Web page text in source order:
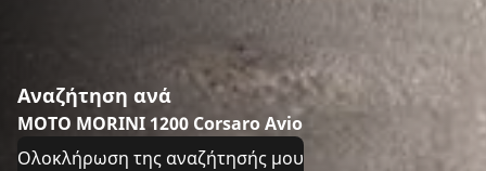
Αναζήτηση ανά
MOTO MORINI 1200 Corsaro Avio
Ολοκλήρωση της αναζήτησής μου